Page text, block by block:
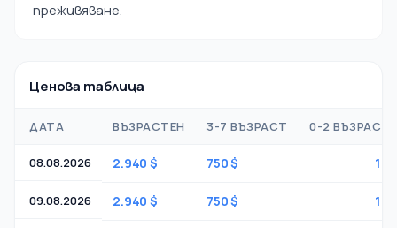
преживяване.
Ценова таблица
ДАТА ВЪЗРАСТЕН 3-7 ВЪЗРАСТ 0-2 ВЪЗРАСТ
08.08.2026 2.940 $ 750 $ 1 $
09.08.2026 2.940 $ 750 $ 1 $